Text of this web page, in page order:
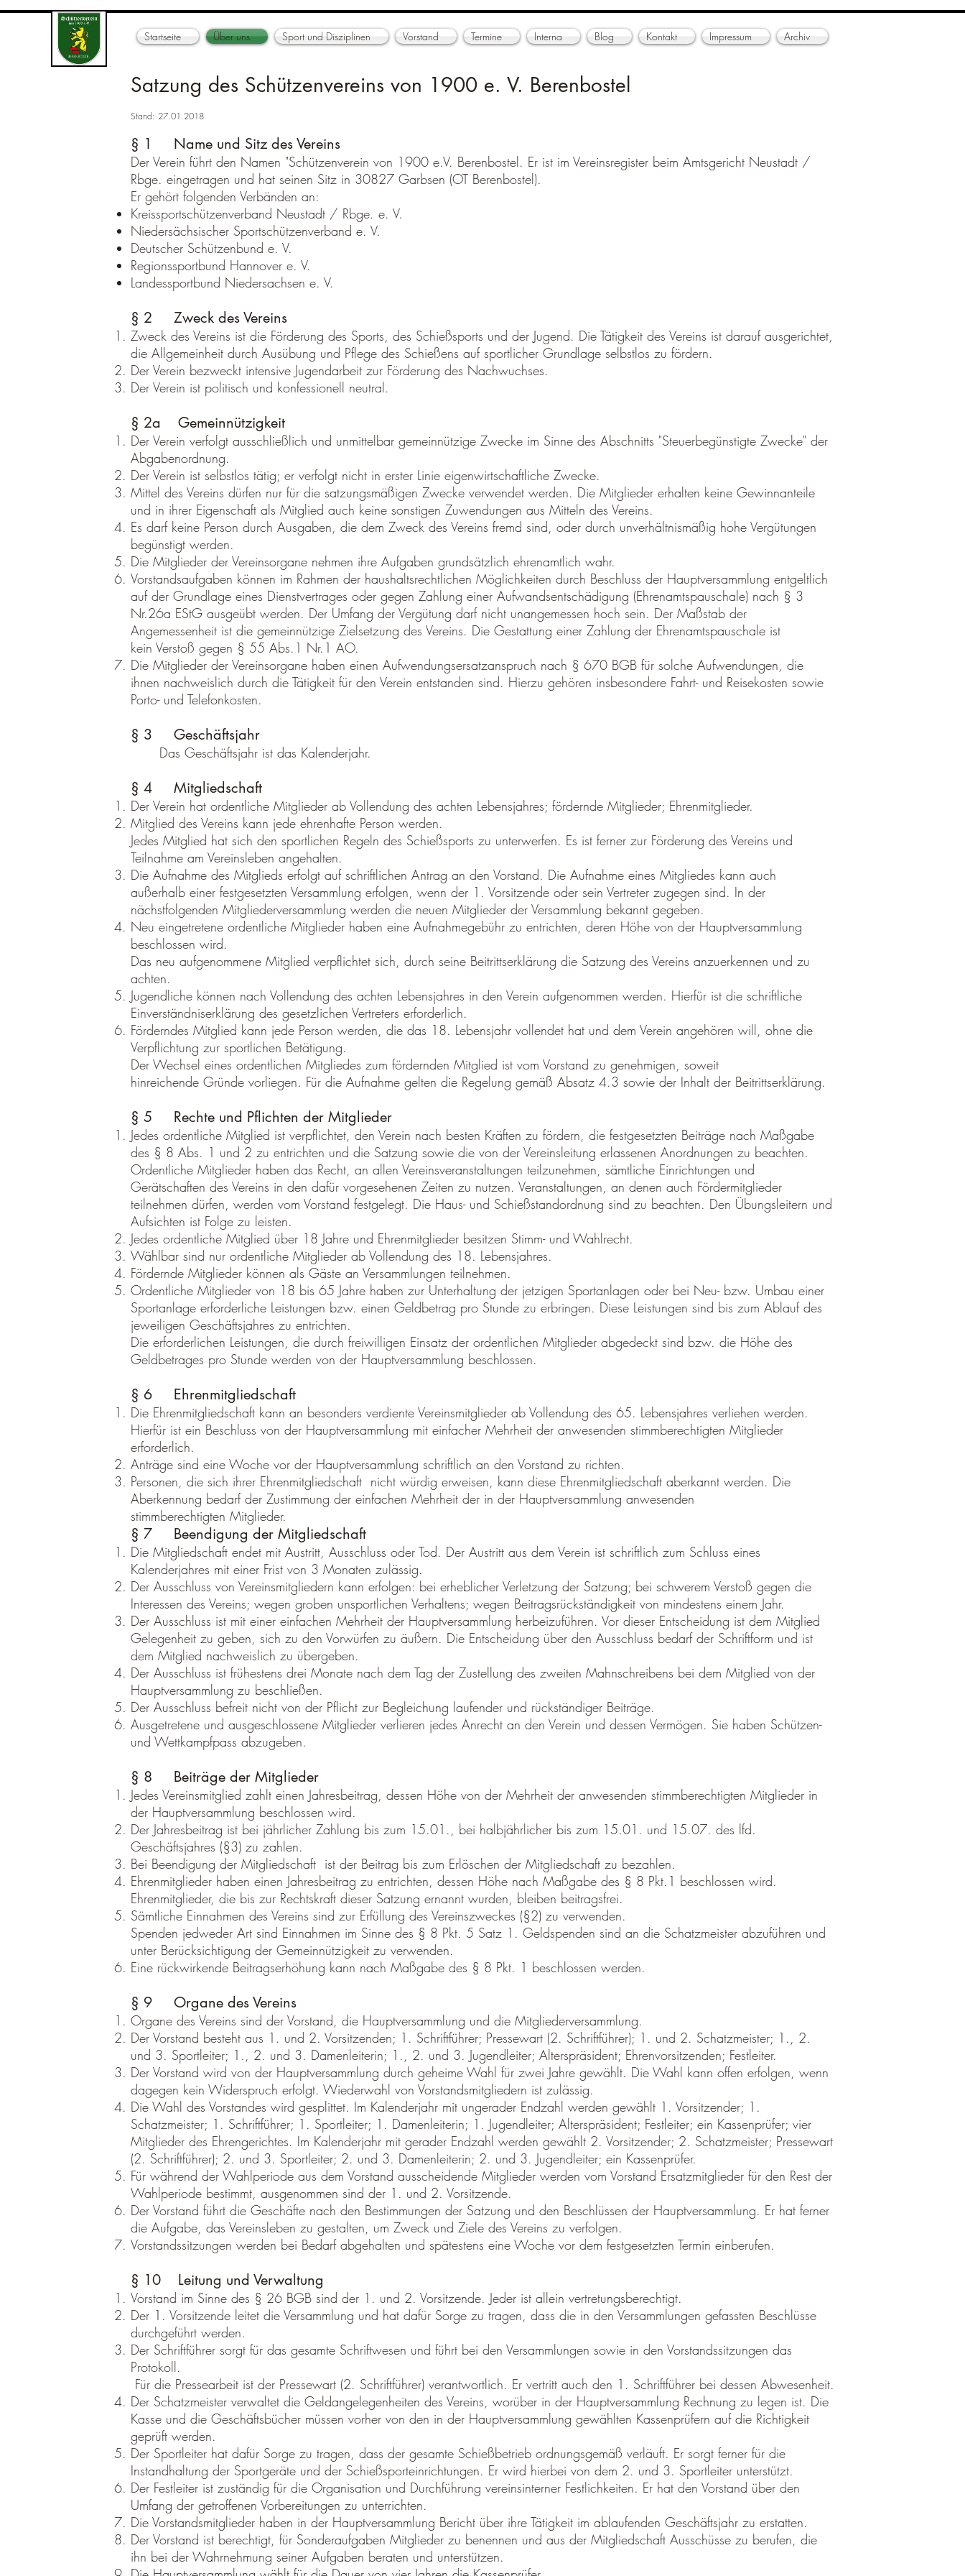
Startseite Über uns Sport und Disziplinen Vorstand Termine Interna Blog Kontakt Impressum Archiv
Satzung des Schützenvereins von 1900 e. V. Berenbostel
Stand: 27.01.2018
§ 1 Name und Sitz des Vereins
Der Verein führt den Namen "Schützenverein von 1900 e.V. Berenbostel. Er ist im Vereinsregister beim Amtsgericht Neustadt /
Rbge. eingetragen und hat seinen Sitz in 30827 Garbsen (OT Berenbostel).
Er gehört folgenden Verbänden an:
Kreissportschützenverband Neustadt / Rbge. e. V.
Niedersächsischer Sportschützenverband e. V.
Deutscher Schützenbund e. V.
Regionssportbund Hannover e. V.
Landessportbund Niedersachsen e. V.
§ 2 Zweck des Vereins
Zweck des Vereins ist die Förderung des Sports, des Schießsports und der Jugend. Die Tätigkeit des Vereins ist darauf ausgerichtet,
die Allgemeinheit durch Ausübung und Pflege des Schießens auf sportlicher Grundlage selbstlos zu fördern.
Der Verein bezweckt intensive Jugendarbeit zur Förderung des Nachwuchses.
Der Verein ist politisch und konfessionell neutral.
§ 2a Gemeinnützigkeit
Der Verein verfolgt ausschließlich und unmittelbar gemeinnützige Zwecke im Sinne des Abschnitts "Steuerbegünstigte Zwecke" der
Abgabenordnung.
Der Verein ist selbstlos tätig; er verfolgt nicht in erster Linie eigenwirtschaftliche Zwecke.
Mittel des Vereins dürfen nur für die satzungsmäßigen Zwecke verwendet werden. Die Mitglieder erhalten keine Gewinnanteile
und in ihrer Eigenschaft als Mitglied auch keine sonstigen Zuwendungen aus Mitteln des Vereins.
Es darf keine Person durch Ausgaben, die dem Zweck des Vereins fremd sind, oder durch unverhältnismäßig hohe Vergütungen
begünstigt werden.
Die Mitglieder der Vereinsorgane nehmen ihre Aufgaben grundsätzlich ehrenamtlich wahr.
Vorstandsaufgaben können im Rahmen der haushaltsrechtlichen Möglichkeiten durch Beschluss der Hauptversammlung entgeltlich
auf der Grundlage eines Dienstvertrages oder gegen Zahlung einer Aufwandsentschädigung (Ehrenamtspauschale) nach § 3
Nr.26a EStG ausgeübt werden. Der Umfang der Vergütung darf nicht unangemessen hoch sein. Der Maßstab der
Angemessenheit ist die gemeinnützige Zielsetzung des Vereins. Die Gestattung einer Zahlung der Ehrenamtspauschale ist
kein Verstoß gegen § 55 Abs.1 Nr.1 AO.
Die Mitglieder der Vereinsorgane haben einen Aufwendungsersatzanspruch nach § 670 BGB für solche Aufwendungen, die
ihnen nachweislich durch die Tätigkeit für den Verein entstanden sind. Hierzu gehören insbesondere Fahrt- und Reisekosten sowie
Porto- und Telefonkosten.
§ 3 Geschäftsjahr
Das Geschäftsjahr ist das Kalenderjahr.
§ 4 Mitgliedschaft
Der Verein hat ordentliche Mitglieder ab Vollendung des achten Lebensjahres; fördernde Mitglieder; Ehrenmitglieder.
Mitglied des Vereins kann jede ehrenhafte Person werden.
Jedes Mitglied hat sich den sportlichen Regeln des Schießsports zu unterwerfen. Es ist ferner zur Förderung des Vereins und
Teilnahme am Vereinsleben angehalten.
Die Aufnahme des Mitglieds erfolgt auf schriftlichen Antrag an den Vorstand. Die Aufnahme eines Mitgliedes kann auch
außerhalb einer festgesetzten Versammlung erfolgen, wenn der 1. Vorsitzende oder sein Vertreter zugegen sind. In der
nächstfolgenden Mitgliederversammlung werden die neuen Mitglieder der Versammlung bekannt gegeben.
Neu eingetretene ordentliche Mitglieder haben eine Aufnahmegebühr zu entrichten, deren Höhe von der Hauptversammlung
beschlossen wird.
Das neu aufgenommene Mitglied verpflichtet sich, durch seine Beitrittserklärung die Satzung des Vereins anzuerkennen und zu
achten.
Jugendliche können nach Vollendung des achten Lebensjahres in den Verein aufgenommen werden. Hierfür ist die schriftliche
Einverständniserklärung des gesetzlichen Vertreters erforderlich.
Förderndes Mitglied kann jede Person werden, die das 18. Lebensjahr vollendet hat und dem Verein angehören will, ohne die
Verpflichtung zur sportlichen Betätigung.
Der Wechsel eines ordentlichen Mitgliedes zum fördernden Mitglied ist vom Vorstand zu genehmigen, soweit
hinreichende Gründe vorliegen. Für die Aufnahme gelten die Regelung gemäß Absatz 4.3 sowie der Inhalt der Beitrittserklärung.
§ 5 Rechte und Pflichten der Mitglieder
Jedes ordentliche Mitglied ist verpflichtet, den Verein nach besten Kräften zu fördern, die festgesetzten Beiträge nach Maßgabe
des § 8 Abs. 1 und 2 zu entrichten und die Satzung sowie die von der Vereinsleitung erlassenen Anordnungen zu beachten.
Ordentliche Mitglieder haben das Recht, an allen Vereinsveranstaltungen teilzunehmen, sämtliche Einrichtungen und
Gerätschaften des Vereins in den dafür vorgesehenen Zeiten zu nutzen. Veranstaltungen, an denen auch Fördermitglieder
teilnehmen dürfen, werden vom Vorstand festgelegt. Die Haus- und Schießstandordnung sind zu beachten. Den Übungsleitern und
Aufsichten ist Folge zu leisten.
Jedes ordentliche Mitglied über 18 Jahre und Ehrenmitglieder besitzen Stimm- und Wahlrecht.
Wählbar sind nur ordentliche Mitglieder ab Vollendung des 18. Lebensjahres.
Fördernde Mitglieder können als Gäste an Versammlungen teilnehmen.
Ordentliche Mitglieder von 18 bis 65 Jahre haben zur Unterhaltung der jetzigen Sportanlagen oder bei Neu- bzw. Umbau einer
Sportanlage erforderliche Leistungen bzw. einen Geldbetrag pro Stunde zu erbringen. Diese Leistungen sind bis zum Ablauf des
jeweiligen Geschäftsjahres zu entrichten.
Die erforderlichen Leistungen, die durch freiwilligen Einsatz der ordentlichen Mitglieder abgedeckt sind bzw. die Höhe des
Geldbetrages pro Stunde werden von der Hauptversammlung beschlossen.
§ 6 Ehrenmitgliedschaft
Die Ehrenmitgliedschaft kann an besonders verdiente Vereinsmitglieder ab Vollendung des 65. Lebensjahres verliehen werden.
Hierfür ist ein Beschluss von der Hauptversammlung mit einfacher Mehrheit der anwesenden stimmberechtigten Mitglieder
erforderlich.
Anträge sind eine Woche vor der Hauptversammlung schriftlich an den Vorstand zu richten.
Personen, die sich ihrer Ehrenmitgliedschaft nicht würdig erweisen, kann diese Ehrenmitgliedschaft aberkannt werden. Die
Aberkennung bedarf der Zustimmung der einfachen Mehrheit der in der Hauptversammlung anwesenden
stimmberechtigten Mitglieder.
§ 7 Beendigung der Mitgliedschaft
Die Mitgliedschaft endet mit Austritt, Ausschluss oder Tod. Der Austritt aus dem Verein ist schriftlich zum Schluss eines
Kalenderjahres mit einer Frist von 3 Monaten zulässig.
Der Ausschluss von Vereinsmitgliedern kann erfolgen: bei erheblicher Verletzung der Satzung; bei schwerem Verstoß gegen die
Interessen des Vereins; wegen groben unsportlichen Verhaltens; wegen Beitragsrückständigkeit von mindestens einem Jahr.
Der Ausschluss ist mit einer einfachen Mehrheit der Hauptversammlung herbeizuführen. Vor dieser Entscheidung ist dem Mitglied
Gelegenheit zu geben, sich zu den Vorwürfen zu äußern. Die Entscheidung über den Ausschluss bedarf der Schriftform und ist
dem Mitglied nachweislich zu übergeben.
Der Ausschluss ist frühestens drei Monate nach dem Tag der Zustellung des zweiten Mahnschreibens bei dem Mitglied von der
Hauptversammlung zu beschließen.
Der Ausschluss befreit nicht von der Pflicht zur Begleichung laufender und rückständiger Beiträge.
Ausgetretene und ausgeschlossene Mitglieder verlieren jedes Anrecht an den Verein und dessen Vermögen. Sie haben Schützen-
und Wettkampfpass abzugeben.
§ 8 Beiträge der Mitglieder
Jedes Vereinsmitglied zahlt einen Jahresbeitrag, dessen Höhe von der Mehrheit der anwesenden stimmberechtigten Mitglieder in
der Hauptversammlung beschlossen wird.
Der Jahresbeitrag ist bei jährlicher Zahlung bis zum 15.01., bei halbjährlicher bis zum 15.01. und 15.07. des lfd.
Geschäftsjahres (§3) zu zahlen.
Bei Beendigung der Mitgliedschaft ist der Beitrag bis zum Erlöschen der Mitgliedschaft zu bezahlen.
Ehrenmitglieder haben einen Jahresbeitrag zu entrichten, dessen Höhe nach Maßgabe des § 8 Pkt.1 beschlossen wird.
Ehrenmitglieder, die bis zur Rechtskraft dieser Satzung ernannt wurden, bleiben beitragsfrei.
Sämtliche Einnahmen des Vereins sind zur Erfüllung des Vereinszweckes (§2) zu verwenden.
Spenden jedweder Art sind Einnahmen im Sinne des § 8 Pkt. 5 Satz 1. Geldspenden sind an die Schatzmeister abzuführen und
unter Berücksichtigung der Gemeinnützigkeit zu verwenden.
Eine rückwirkende Beitragserhöhung kann nach Maßgabe des § 8 Pkt. 1 beschlossen werden.
§ 9 Organe des Vereins
Organe des Vereins sind der Vorstand, die Hauptversammlung und die Mitgliederversammlung.
Der Vorstand besteht aus 1. und 2. Vorsitzenden; 1. Schriftführer; Pressewart (2. Schriftführer); 1. und 2. Schatzmeister; 1., 2.
und 3. Sportleiter; 1., 2. und 3. Damenleiterin; 1., 2. und 3. Jugendleiter; Alterspräsident; Ehrenvorsitzenden; Festleiter.
Der Vorstand wird von der Hauptversammlung durch geheime Wahl für zwei Jahre gewählt. Die Wahl kann offen erfolgen, wenn
dagegen kein Widerspruch erfolgt. Wiederwahl von Vorstandsmitgliedern ist zulässig.
Die Wahl des Vorstandes wird gesplittet. Im Kalenderjahr mit ungerader Endzahl werden gewählt 1. Vorsitzender; 1.
Schatzmeister; 1. Schriftführer; 1. Sportleiter; 1. Damenleiterin; 1. Jugendleiter; Alterspräsident; Festleiter; ein Kassenprüfer; vier
Mitglieder des Ehrengerichtes. Im Kalenderjahr mit gerader Endzahl werden gewählt 2. Vorsitzender; 2. Schatzmeister; Pressewart
(2. Schriftführer); 2. und 3. Sportleiter; 2. und 3. Damenleiterin; 2. und 3. Jugendleiter; ein Kassenprüfer.
Für während der Wahlperiode aus dem Vorstand ausscheidende Mitglieder werden vom Vorstand Ersatzmitglieder für den Rest der
Wahlperiode bestimmt, ausgenommen sind der 1. und 2. Vorsitzende.
Der Vorstand führt die Geschäfte nach den Bestimmungen der Satzung und den Beschlüssen der Hauptversammlung. Er hat ferner
die Aufgabe, das Vereinsleben zu gestalten, um Zweck und Ziele des Vereins zu verfolgen.
Vorstandssitzungen werden bei Bedarf abgehalten und spätestens eine Woche vor dem festgesetzten Termin einberufen.
§ 10 Leitung und Verwaltung
Vorstand im Sinne des § 26 BGB sind der 1. und 2. Vorsitzende. Jeder ist allein vertretungsberechtigt.
Der 1. Vorsitzende leitet die Versammlung und hat dafür Sorge zu tragen, dass die in den Versammlungen gefassten Beschlüsse
durchgeführt werden.
Der Schriftführer sorgt für das gesamte Schriftwesen und führt bei den Versammlungen sowie in den Vorstandssitzungen das
Protokoll.
Für die Pressearbeit ist der Pressewart (2. Schriftführer) verantwortlich. Er vertritt auch den 1. Schriftführer bei dessen Abwesenheit.
Der Schatzmeister verwaltet die Geldangelegenheiten des Vereins, worüber in der Hauptversammlung Rechnung zu legen ist. Die
Kasse und die Geschäftsbücher müssen vorher von den in der Hauptversammlung gewählten Kassenprüfern auf die Richtigkeit
geprüft werden.
Der Sportleiter hat dafür Sorge zu tragen, dass der gesamte Schießbetrieb ordnungsgemäß verläuft. Er sorgt ferner für die
Instandhaltung der Sportgeräte und der Schießsporteinrichtungen. Er wird hierbei von dem 2. und 3. Sportleiter unterstützt.
Der Festleiter ist zuständig für die Organisation und Durchführung vereinsinterner Festlichkeiten. Er hat den Vorstand über den
Umfang der getroffenen Vorbereitungen zu unterrichten.
Die Vorstandsmitglieder haben in der Hauptversammlung Bericht über ihre Tätigkeit im ablaufenden Geschäftsjahr zu erstatten.
Der Vorstand ist berechtigt, für Sonderaufgaben Mitglieder zu benennen und aus der Mitgliedschaft Ausschüsse zu berufen, die
ihn bei der Wahrnehmung seiner Aufgaben beraten und unterstützen.